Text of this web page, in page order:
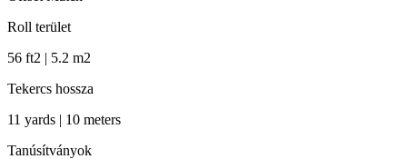
Roll terület
56 ft2 | 5.2 m2
Tekercs hossza
11 yards | 10 meters
Tanúsítványok